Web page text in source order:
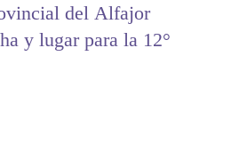
del Alfajor
y lugar para la 12°